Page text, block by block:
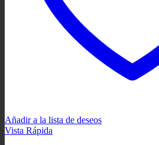
Añadir a la lista de deseos
Vista Rápida